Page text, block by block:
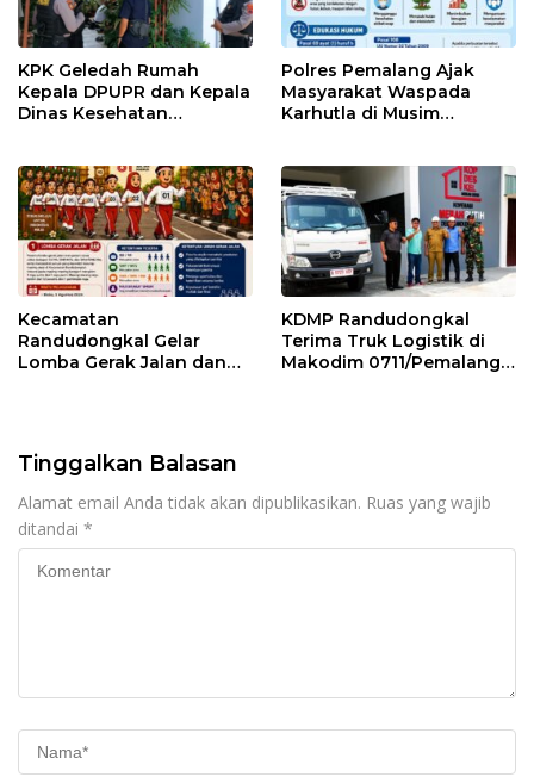
KPK Geledah Rumah
Kepala DPUPR dan Kepala
Dinas Kesehatan
Polres Pemalang Ajak
Masyarakat Waspada
Karhutla di Musim
Kecamatan
Randudongkal Gelar
Lomba Gerak Jalan dan
KDMP Randudongkal
Terima Truk Logistik di
Makodim 0711/Pemalang
Tinggalkan Balasan
Alamat email Anda tidak akan dipublikasikan. Ruas yang wajib
ditandai *